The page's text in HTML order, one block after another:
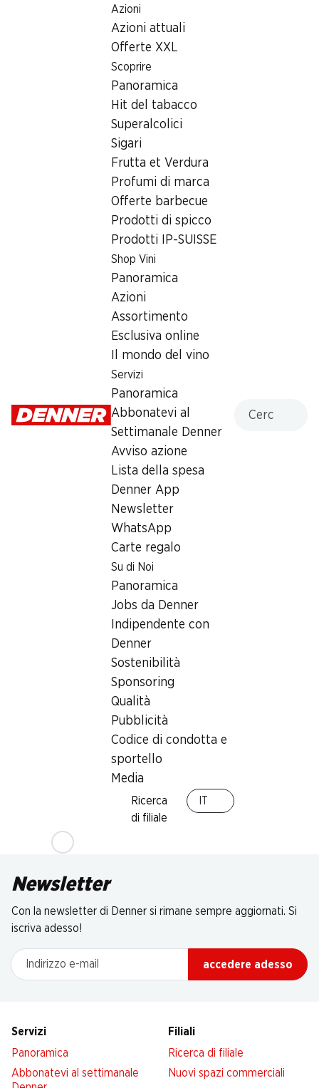
Azioni
Azioni attuali
Offerte XXL
Scoprire
Panoramica
Hit del tabacco
Superalcolici
Sigari
Frutta et Verdura
Profumi di marca
Offerte barbecue
Prodotti di spicco
Prodotti IP-SUISSE
Shop Vini
Panoramica
Azioni
Assortimento
Esclusiva online
Il mondo del vino
Servizi
Panoramica
Abbonatevi al
Settimanale Denner
Avviso azione
Lista della spesa
Denner App
Newsletter
WhatsApp
Carte regalo
Su di Noi
Panoramica
Jobs da Denner
Indipendente con
Denner
Sostenibilità
Sponsoring
Qualità
Pubblicità
Codice di condotta e
sportello
Media
Ricerca
di filiale
Ricerca di filiale
Filiale Denner Limmattalstrasse 177, 8049 Zürich
8049 Zürich
Limmattalstrasse 177, 8049 Zürich
Orari di apertura
Lunedì 07:00 - 19:00
Prelievo di contanti con Post-Card / M-
Newsletter
Con la newsletter di Denner si rimane sempre aggiornati. Si
iscriva adesso!
Indirizzo e-mail
accedere adesso
Servizi
Panoramica
Abbonatevi al settimanale
Filiali
Ricerca di filiale
Nuovi spazi commerciali